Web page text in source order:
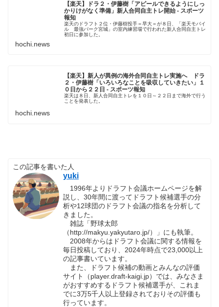
【楽天】ドラ２・伊藤樹「アピールできるようにしっ
かりけがなく準備」新人合同自主トレ開始 - スポーツ
報知
楽天のドラフト２位・伊藤樹投手＝早大＝が８日、「楽天モバイ
ル 最強パーク宮城」の室内練習場で行われた新人合同自主トレ
初日に参加した。
hochi.news
【楽天】新人が異例の海外合同自主トレ実施へ ドラ
２・伊藤樹「いろいろなことを吸収していきたい」１
０日から２２日 - スポーツ報知
楽天は８日、新人合同自主トレを１０日～２２日まで海外で行う
ことを発表した。
hochi.news
この記事を書いた人
yuki
1996年よりドラフト会議ホームページを解
説し、30年間に渡ってドラフト候補選手の分
析や12球団のドラフト会議の指名を分析して
きました。
雑誌「野球太郎
（http://makyu.yakyutaro.jp/）」にも執筆。
2008年からはドラフト会議に関する情報を
毎日投稿しており、2024年時点で23,000以上
の記事書いています。
また、ドラフト候補の動画とみんなの評価
サイト（player.draft-kaigi.jp）では、みなさま
がおすすめするドラフト候補選手が、これま
でに3万5千人以上登録されておりその評価も
行っています。